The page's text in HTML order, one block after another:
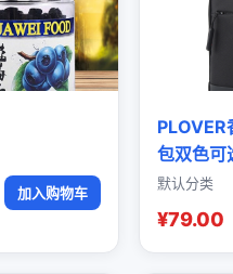
加入购物车
PLOVER
包双色可
默认分类
¥79.00